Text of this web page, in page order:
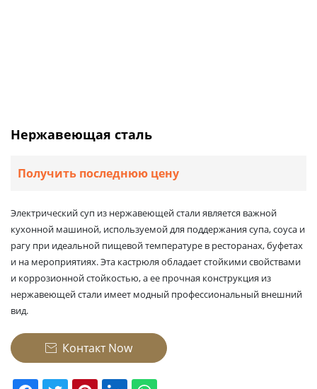
Нержавеющая сталь
Получить последнюю цену
Электрический суп из нержавеющей стали является важной
кухонной машиной, используемой для поддержания супа, соуса и
рагу при идеальной пищевой температуре в ресторанах, буфетах
и на мероприятиях. Эта кастрюля обладает стойкими свойствами
и коррозионной стойкостью, а ее прочная конструкция из
нержавеющей стали имеет модный профессиональный внешний
вид.
 Контакт Now